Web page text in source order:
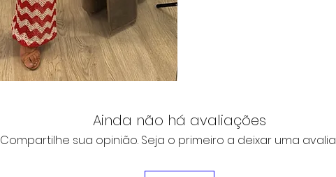
Ainda não há avaliações
Compartilhe sua opinião. Seja o primeiro a deixar uma